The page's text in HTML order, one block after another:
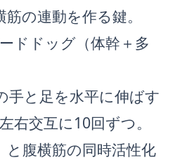
の連動を作る鍵。
ドドッグ（体幹＋多
手と足を水平に伸ばす
右交互に10回ずつ。
と腹横筋の同時活性化